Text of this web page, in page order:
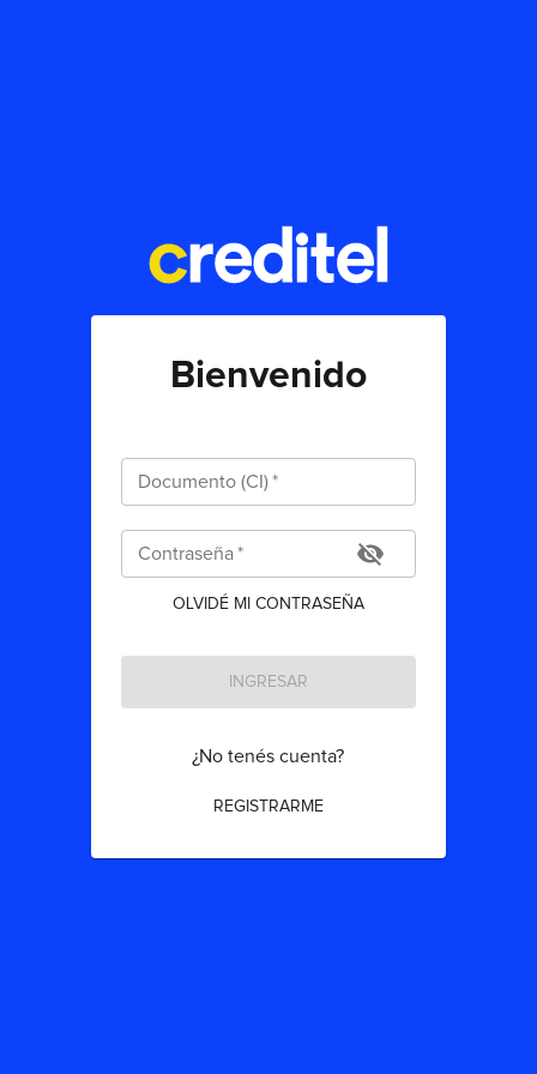
Bienvenido
Documento (CI) *
Contraseña *
OLVIDÉ MI CONTRASEÑA
INGRESAR
¿No tenés cuenta?
REGISTRARME